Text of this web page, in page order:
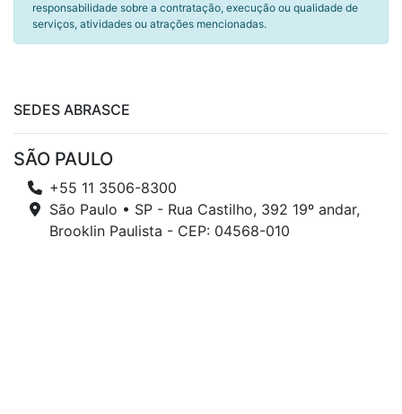
responsabilidade sobre a contratação, execução ou qualidade de
serviços, atividades ou atrações mencionadas.
SEDES ABRASCE
SÃO PAULO
+55 11 3506-8300
São Paulo • SP - Rua Castilho, 392 19º andar,
Brooklin Paulista - CEP: 04568-010